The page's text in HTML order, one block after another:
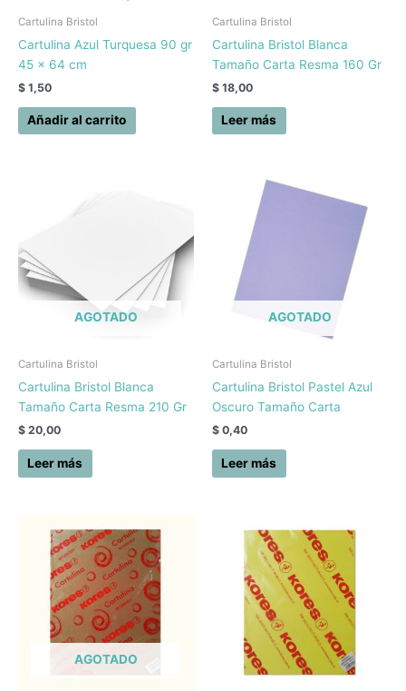
Cartulina Bristol
Cartulina Azul Turquesa 90 gr
45 x 64 cm
$ 1,50
Añadir al carrito
Cartulina Bristol
Cartulina Bristol Blanca
Tamaño Carta Resma 160 Gr
$ 18,00
Leer más
AGOTADO
Cartulina Bristol
Cartulina Bristol Blanca
Tamaño Carta Resma 210 Gr
$ 20,00
Leer más
AGOTADO
Cartulina Bristol
Cartulina Bristol Pastel Azul
Oscuro Tamaño Carta
$ 0,40
Leer más
AGOTADO